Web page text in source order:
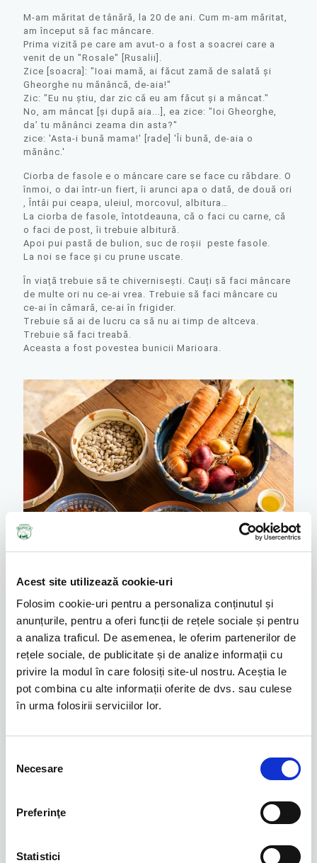
Acest site utilizează cookie-uri
Folosim cookie-uri pentru a personaliza conținutul și
anunțurile, pentru a oferi funcții de rețele sociale și pentru
a analiza traficul. De asemenea, le oferim partenerilor de
rețele sociale, de publicitate și de analize informații cu
privire la modul în care folosiți site-ul nostru. Aceștia le
pot combina cu alte informații oferite de dvs. sau culese
în urma folosirii serviciilor lor.
consimțământului
Necesare
Preferinţe
Statistici
M-am măritat de tânără, la 20 de ani. Cum m-am măritat,
am început să fac mâncare.
Prima vizită pe care am avut-o a fost a soacrei care a
venit de un "Rosale" [Rusalii].
Zice [soacra]: "Ioai mamă, ai făcut zamă de salată și
Gheorghe nu mănâncă, de-aia!"
Zic: "Eu nu știu, dar zic că eu am făcut și a mâncat."
No, am mâncat [și după aia...], ea zice: "Ioi Gheorghe,
da’ tu mănânci zeama din asta?"
zice: 'Asta-i bună mama!' [rade] 'Îi bună, de-aia o
mănânc.'
Ciorba de fasole e o mâncare care se face cu răbdare. O
înmoi, o dai într-un fiert, îi arunci apa o dată, de două ori
, Întâi pui ceapa, uleiul, morcovul, albitura…
La ciorba de fasole, întotdeauna, că o faci cu carne, că
o faci de post, îi trebuie albitură.
Apoi pui pastă de bulion, suc de roșii peste fasole.
La noi se face și cu prune uscate.
În viață trebuie să te chivernisești. Cauți să faci mâncare
de multe ori nu ce-ai vrea. Trebuie să faci mâncare cu
ce-ai în cămară, ce-ai în frigider.
Trebuie să ai de lucru ca să nu ai timp de altceva.
Trebuie să faci treabă.
Aceasta a fost povestea bunicii Marioara.